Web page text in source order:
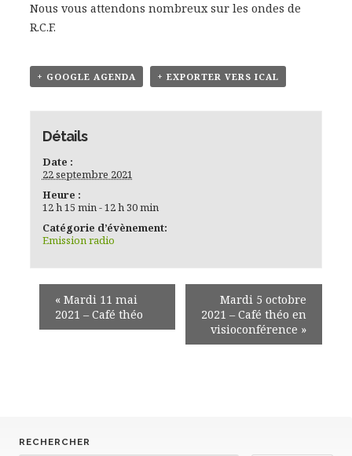
Nous vous attendons nombreux sur les ondes de
R.C.F.
+ GOOGLE AGENDA + EXPORTER VERS ICAL
Détails
Date :
22 septembre 2021
Heure :
12 h 15 min - 12 h 30 min
Catégorie d’évènement:
Emission radio
«Mardi 11 mai
2021 – Café théo
Mardi 5 octobre
2021 – Café théo en
visioconférence »
RECHERCHER